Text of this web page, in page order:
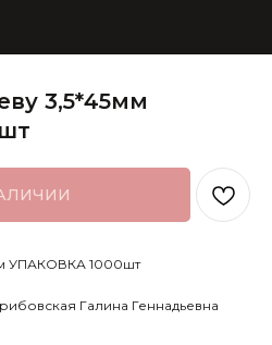
3,5*45мм
УПАКОВКА 1000шт
Галина Геннадьевна